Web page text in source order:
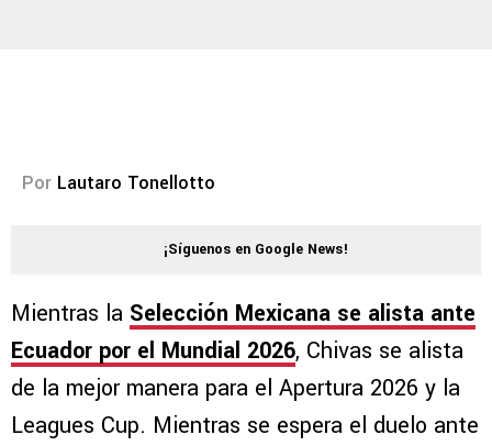
Por Lautaro Tonellotto
¡Síguenos en Google News!
Mientras la Selección Mexicana se alista ante
Ecuador por el Mundial 2026, Chivas se alista
de la mejor manera para el Apertura 2026 y la
Leagues Cup. Mientras se espera el duelo ante